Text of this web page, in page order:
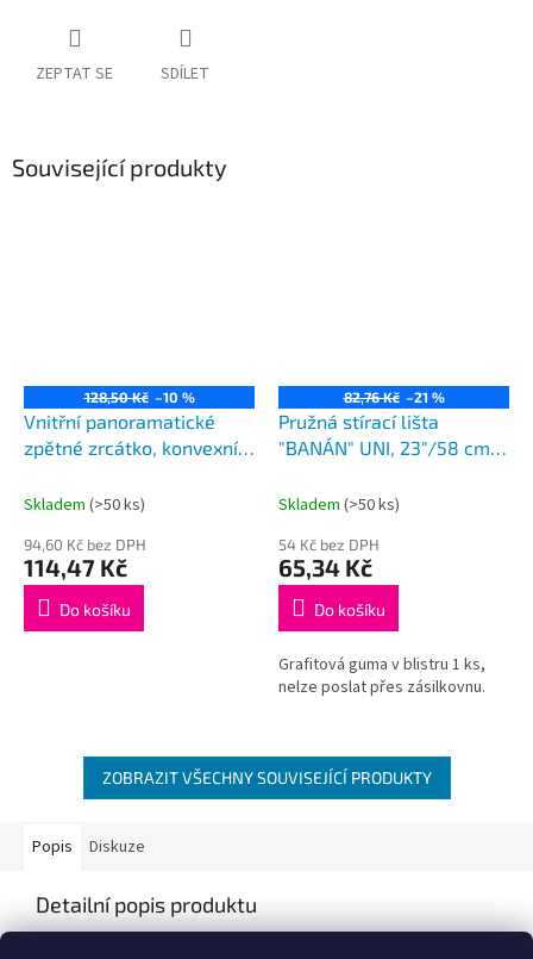
ZEPTAT SE SDÍLET
Související produkty
128,50 Kč –10 %
Vnitřní panoramatické
zpětné zrcátko, konvexní,
Skladem (>50 ks)
94,60 Kč bez DPH
114,47 Kč
Do košíku
82,76 Kč –21 %
Pružná stírací lišta
"BANÁN" UNI, 23"/58 cm,
Skladem (>50 ks)
54 Kč bez DPH
65,34 Kč
Do košíku
Grafitová guma v blistru 1 ks,
nelze poslat přes zásilkovnu.
ZOBRAZIT VŠECHNY SOUVISEJÍCÍ PRODUKTY
Popis Diskuze
Detailní popis produktu